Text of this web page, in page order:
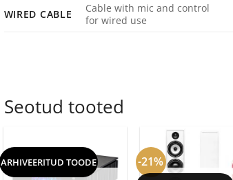
WIRED CABLE
Cable with mic and control
for wired use
Seotud tooted
ARHIVEERITUD TOODE -21%